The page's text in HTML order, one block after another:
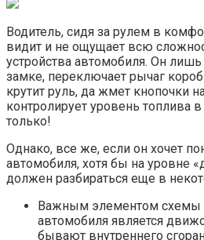
Водитель, сидя за рулем в
видит и не ощущает всю
устройства автомобиля. Он
замке, переключает рычаг
крутит руль, да жмет кнопочки
контролирует уровень топлива
только!
Однако, все же, если он хочет
автомобиля, хотя бы на уровне
должен разбираться еще в
Важным элементом схемы
автомобиля является
бывают внутреннего